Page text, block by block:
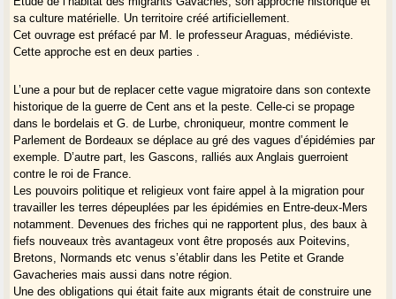
sa culture matérielle. Un territoire créé artificiellement.
Cet ouvrage est préfacé par M. le professeur Araguas, médiéviste.
Cette approche est en deux parties .
L’une a pour but de replacer cette vague migratoire dans son contexte
historique de la guerre de Cent ans et la peste. Celle-ci se propage
dans le bordelais et G. de Lurbe, chroniqueur, montre comment le
Parlement de Bordeaux se déplace au gré des vagues d’épidémies par
exemple. D’autre part, les Gascons, ralliés aux Anglais guerroient
contre le roi de France.
Les pouvoirs politique et religieux vont faire appel à la migration pour
travailler les terres dépeuplées par les épidémies en Entre-deux-Mers
notamment. Devenues des friches qui ne rapportent plus, des baux à
fiefs nouveaux très avantageux vont être proposés aux Poitevins,
Bretons, Normands etc venus s’établir dans les Petite et Grande
Gavacheries mais aussi dans notre région.
Une des obligations qui était faite aux migrants était de construire une